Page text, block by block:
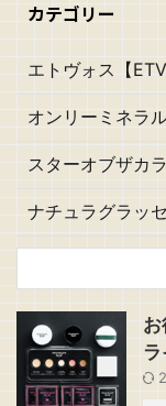
カテゴリー
エトヴォス【
オンリーミネラ
スターオブザカ
ナチュラグラッ